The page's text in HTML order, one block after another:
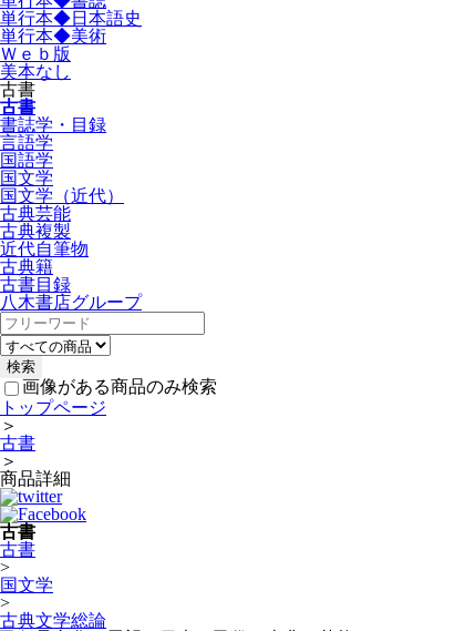
単行本◆日本語史
単行本◆美術
Ｗｅｂ版
美本なし
古書
古書
書誌学・目録
言語学
国語学
国文学
国文学（近代）
古典芸能
古典複製
近代自筆物
古典籍
古書目録
八木書店グループ
画像がある商品のみ検索
トップページ
＞
古書
＞
商品詳細
古書
古書
>
国文学
>
古典文学総論